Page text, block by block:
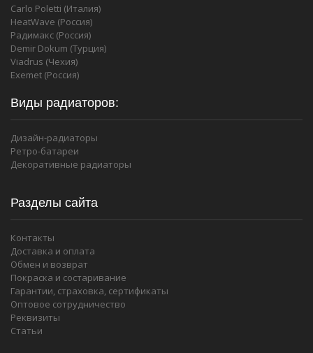
Carlo Poletti (Италия)
HeatWave (Россия)
Радимакс (Россия)
Demir Dokum (Турция)
Viadrus (Чехия)
Exemet (Россия)
Виды радиаторов:
Дизайн-радиаторы
Ретро-батареи
Декоративные радиаторы
Разделы сайта
Контакты
Доставка и оплата
Обмен и возврат
Покраска и состаривание
Гарантии, страховка, сертификаты
Оптовое сотрудничество
Реквизиты
Статьи